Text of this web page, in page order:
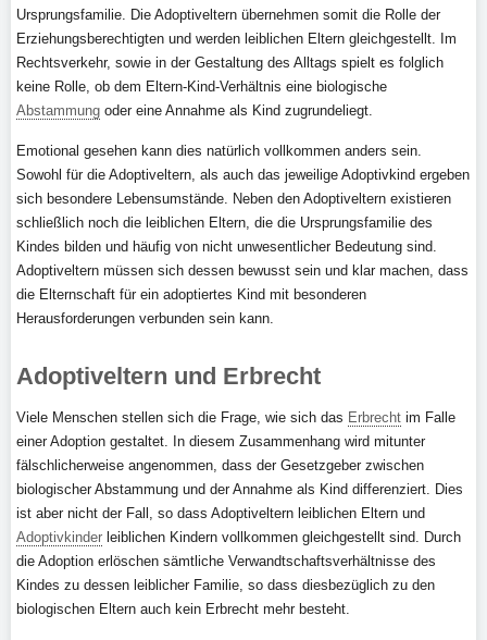
Ursprungsfamilie. Die Adoptiveltern übernehmen somit die Rolle der
Erziehungsberechtigten und werden leiblichen Eltern gleichgestellt. Im
Rechtsverkehr, sowie in der Gestaltung des Alltags spielt es folglich
keine Rolle, ob dem Eltern-Kind-Verhältnis eine biologische
Abstammung oder eine Annahme als Kind zugrundeliegt.
Emotional gesehen kann dies natürlich vollkommen anders sein.
Sowohl für die Adoptiveltern, als auch das jeweilige Adoptivkind ergeben
sich besondere Lebensumstände. Neben den Adoptiveltern existieren
schließlich noch die leiblichen Eltern, die die Ursprungsfamilie des
Kindes bilden und häufig von nicht unwesentlicher Bedeutung sind.
Adoptiveltern müssen sich dessen bewusst sein und klar machen, dass
die Elternschaft für ein adoptiertes Kind mit besonderen
Herausforderungen verbunden sein kann.
Adoptiveltern und Erbrecht
Viele Menschen stellen sich die Frage, wie sich das Erbrecht im Falle
einer Adoption gestaltet. In diesem Zusammenhang wird mitunter
fälschlicherweise angenommen, dass der Gesetzgeber zwischen
biologischer Abstammung und der Annahme als Kind differenziert. Dies
ist aber nicht der Fall, so dass Adoptiveltern leiblichen Eltern und
Adoptivkinder leiblichen Kindern vollkommen gleichgestellt sind. Durch
die Adoption erlöschen sämtliche Verwandtschaftsverhältnisse des
Kindes zu dessen leiblicher Familie, so dass diesbezüglich zu den
biologischen Eltern auch kein Erbrecht mehr besteht.